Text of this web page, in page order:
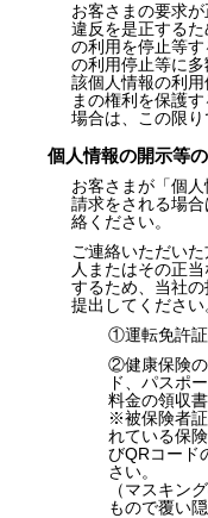
お客さまの要求
違反を是正する
の利用を停止等
の利用停止等に
該個人情報の利
まの権利を保護
場合は、この限り
個人情報の開示等
お客さまが「個
請求をされる場
絡ください。
ご連絡いただい
人またはその正
するため、当社
提出してください
①運転免許
②健康保険
ド、パスポ
料金の領収
※被保険者
れている保
びQRコード
さい。
（マスキン
もので覆い